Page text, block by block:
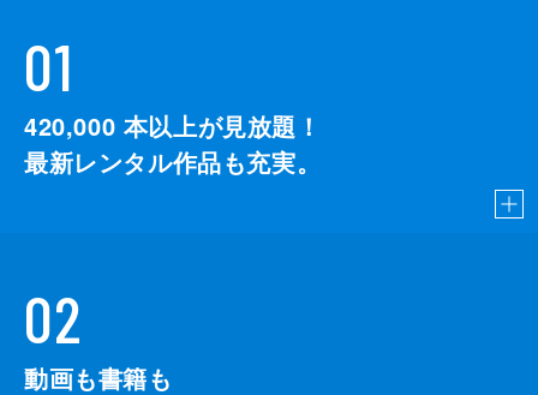
01
420,000 本以上が見放題！
最新レンタル作品も充実。
02
動画も書籍も